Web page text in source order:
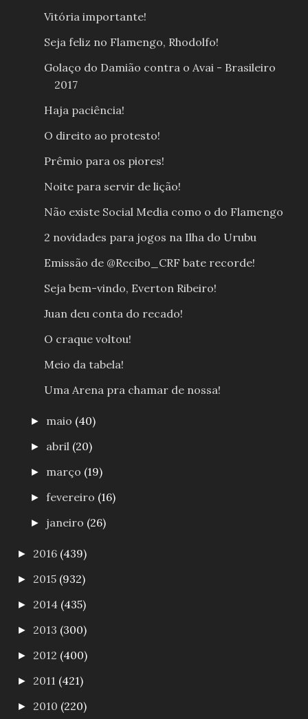
Vitória importante!
Seja feliz no Flamengo, Rhodolfo!
Golaço do Damião contra o Avai - Brasileiro
2017
Haja paciência!
O direito ao protesto!
Prêmio para os piores!
Noite para servir de lição!
Não existe Social Media como o do Flamengo
2 novidades para jogos na Ilha do Urubu
Emissão de @Recibo_CRF bate recorde!
Seja bem-vindo, Everton Ribeiro!
Juan deu conta do recado!
O craque voltou!
Meio da tabela!
Uma Arena pra chamar de nossa!
► maio (40)
► abril (20)
► março (19)
►fevereiro (16)
► janeiro (26)
► 2016 (439)
► 2015 (932)
► 2014 (435)
► 2013 (300)
► 2012 (400)
► 2011 (421)
► 2010 (220)